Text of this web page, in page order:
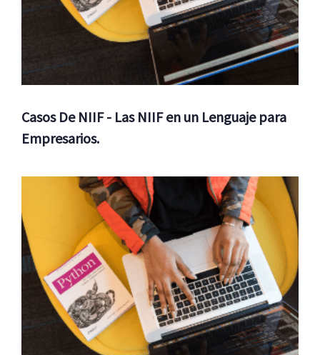
Casos De NIIF - Las NIIF en un Lenguaje para
Empresarios.